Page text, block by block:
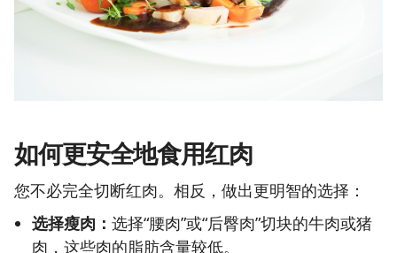
如何更安全地食用红肉
您不必完全切断红肉。相反，做出更明智的选择：
选择瘦肉： 选择“腰肉”或“后臀肉”切块的牛肉或猪
肉，这些肉的脂肪含量较低。